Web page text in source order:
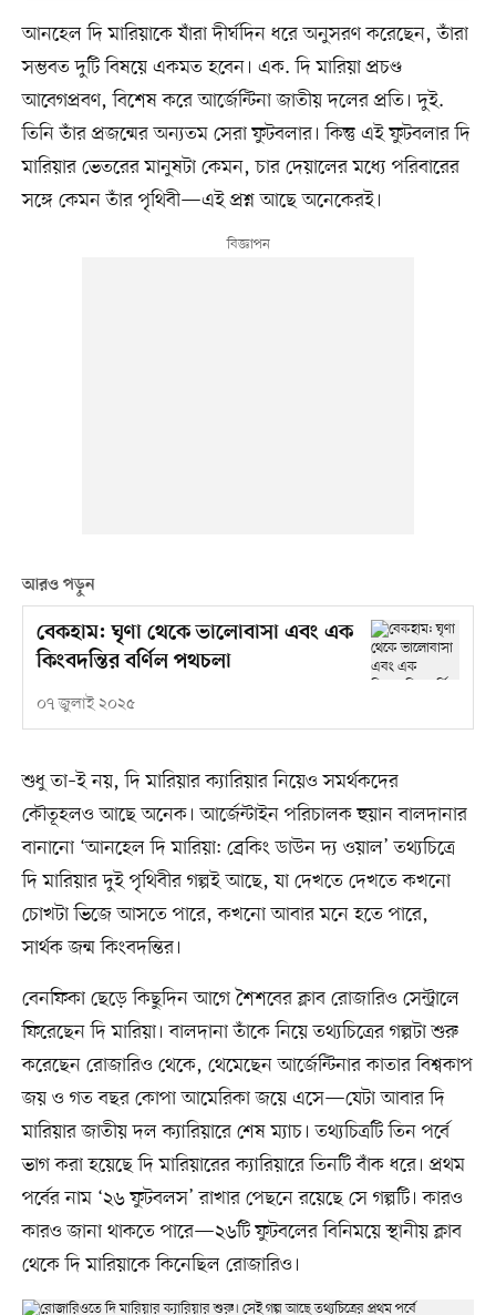
আনহেল দি মারিয়াকে যাঁরা দীর্ঘদিন ধরে অনুসরণ করেছেন, তাঁরা
সম্ভবত দুটি বিষয়ে একমত হবেন। এক. দি মারিয়া প্রচণ্ড
আবেগপ্রবণ, বিশেষ করে আর্জেন্টিনা জাতীয় দলের প্রতি। দুই.
তিনি তাঁর প্রজন্মের অন্যতম সেরা ফুটবলার। কিন্তু এই ফুটবলার দি
মারিয়ার ভেতরের মানুষটা কেমন, চার দেয়ালের মধ্যে পরিবারের
সঙ্গে কেমন তাঁর পৃথিবী—এই প্রশ্ন আছে অনেকেরই।
আরও পড়ুন
বেকহাম: ঘৃণা থেকে ভালোবাসা এবং এক
কিংবদন্তির বর্ণিল পথচলা
০৭ জুলাই ২০২৫
শুধু তা–ই নয়, দি মারিয়ার ক্যারিয়ার নিয়েও সমর্থকদের
কৌতূহলও আছে অনেক। আর্জেন্টাইন পরিচালক হুয়ান বালদানার
বানানো ‘আনহেল দি মারিয়া: ব্রেকিং ডাউন দ্য ওয়াল’ তথ্যচিত্রে
দি মারিয়ার দুই পৃথিবীর গল্পই আছে, যা দেখতে দেখতে কখনো
চোখটা ভিজে আসতে পারে, কখনো আবার মনে হতে পারে,
সার্থক জন্ম কিংবদন্তির।
বেনফিকা ছেড়ে কিছুদিন আগে শৈশবের ক্লাব রোজারিও সেন্ট্রালে
ফিরেছেন দি মারিয়া। বালদানা তাঁকে নিয়ে তথ্যচিত্রের গল্পটা শুরু
করেছেন রোজারিও থেকে, থেমেছেন আর্জেন্টিনার কাতার বিশ্বকাপ
জয় ও গত বছর কোপা আমেরিকা জয়ে এসে—যেটা আবার দি
মারিয়ার জাতীয় দল ক্যারিয়ারে শেষ ম্যাচ। তথ্যচিত্রটি তিন পর্বে
ভাগ করা হয়েছে দি মারিয়ারের ক্যারিয়ারে তিনটি বাঁক ধরে। প্রথম
পর্বের নাম ‘২৬ ফুটবলস’ রাখার পেছনে রয়েছে সে গল্পটি। কারও
কারও জানা থাকতে পারে—২৬টি ফুটবলের বিনিময়ে স্থানীয় ক্লাব
থেকে দি মারিয়াকে কিনেছিল রোজারিও।